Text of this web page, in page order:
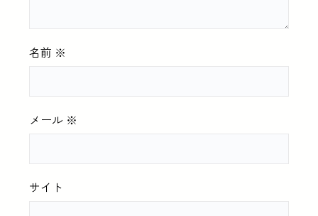
名前 ※
メール ※
サイト